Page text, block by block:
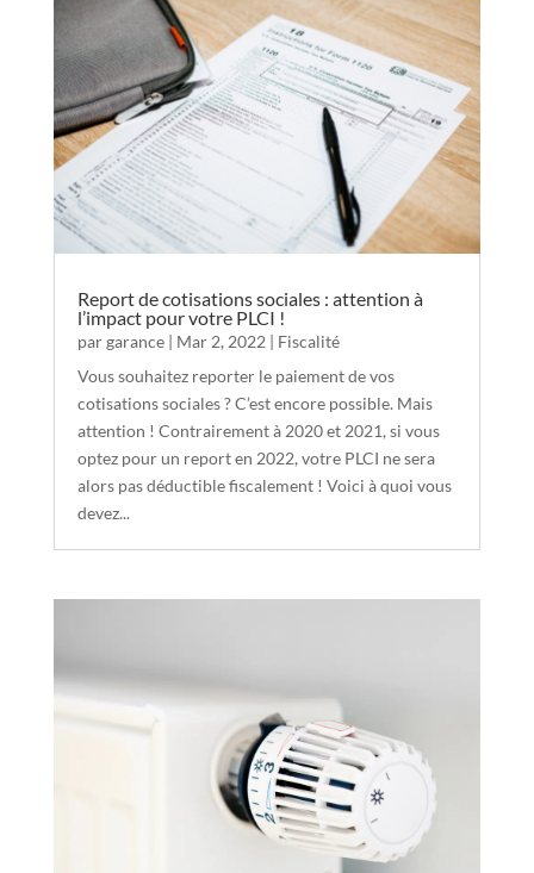
Report de cotisations sociales : attention à
l’impact pour votre PLCI !
pargarance| Mar 2, 2022 | Fiscalité
Vous souhaitez reporter le paiement de vos
cotisations sociales ? C’est encore possible. Mais
attention ! Contrairement à 2020 et 2021, si vous
optez pour un report en 2022, votre PLCI ne sera
alors pas déductible fiscalement ! Voici à quoi vous
devez...